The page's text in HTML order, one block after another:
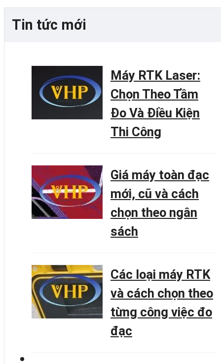
Tin tức mới
Máy RTK Laser:
Chọn Theo Tầm
Đo Và Điều Kiện
Thi Công
Giá máy toàn đạc
mới, cũ và cách
chọn theo ngân
sách
Các loại máy RTK
và cách chọn theo
từng công việc đo
đạc